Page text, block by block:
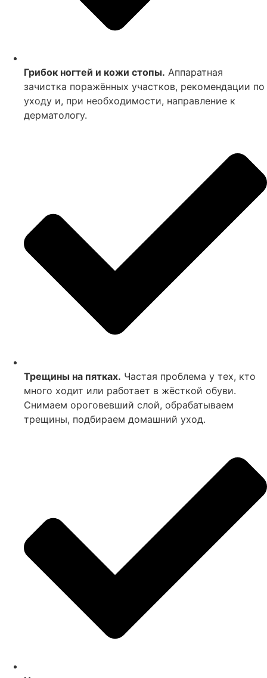
Грибок ногтей и кожи стопы. Аппаратная
зачистка поражённых участков, рекомендации по
уходу и, при необходимости, направление к
дерматологу.
Трещины на пятках. Частая проблема у тех, кто
много ходит или работает в жёсткой обуви.
Снимаем ороговевший слой, обрабатываем
трещины, подбираем домашний уход.